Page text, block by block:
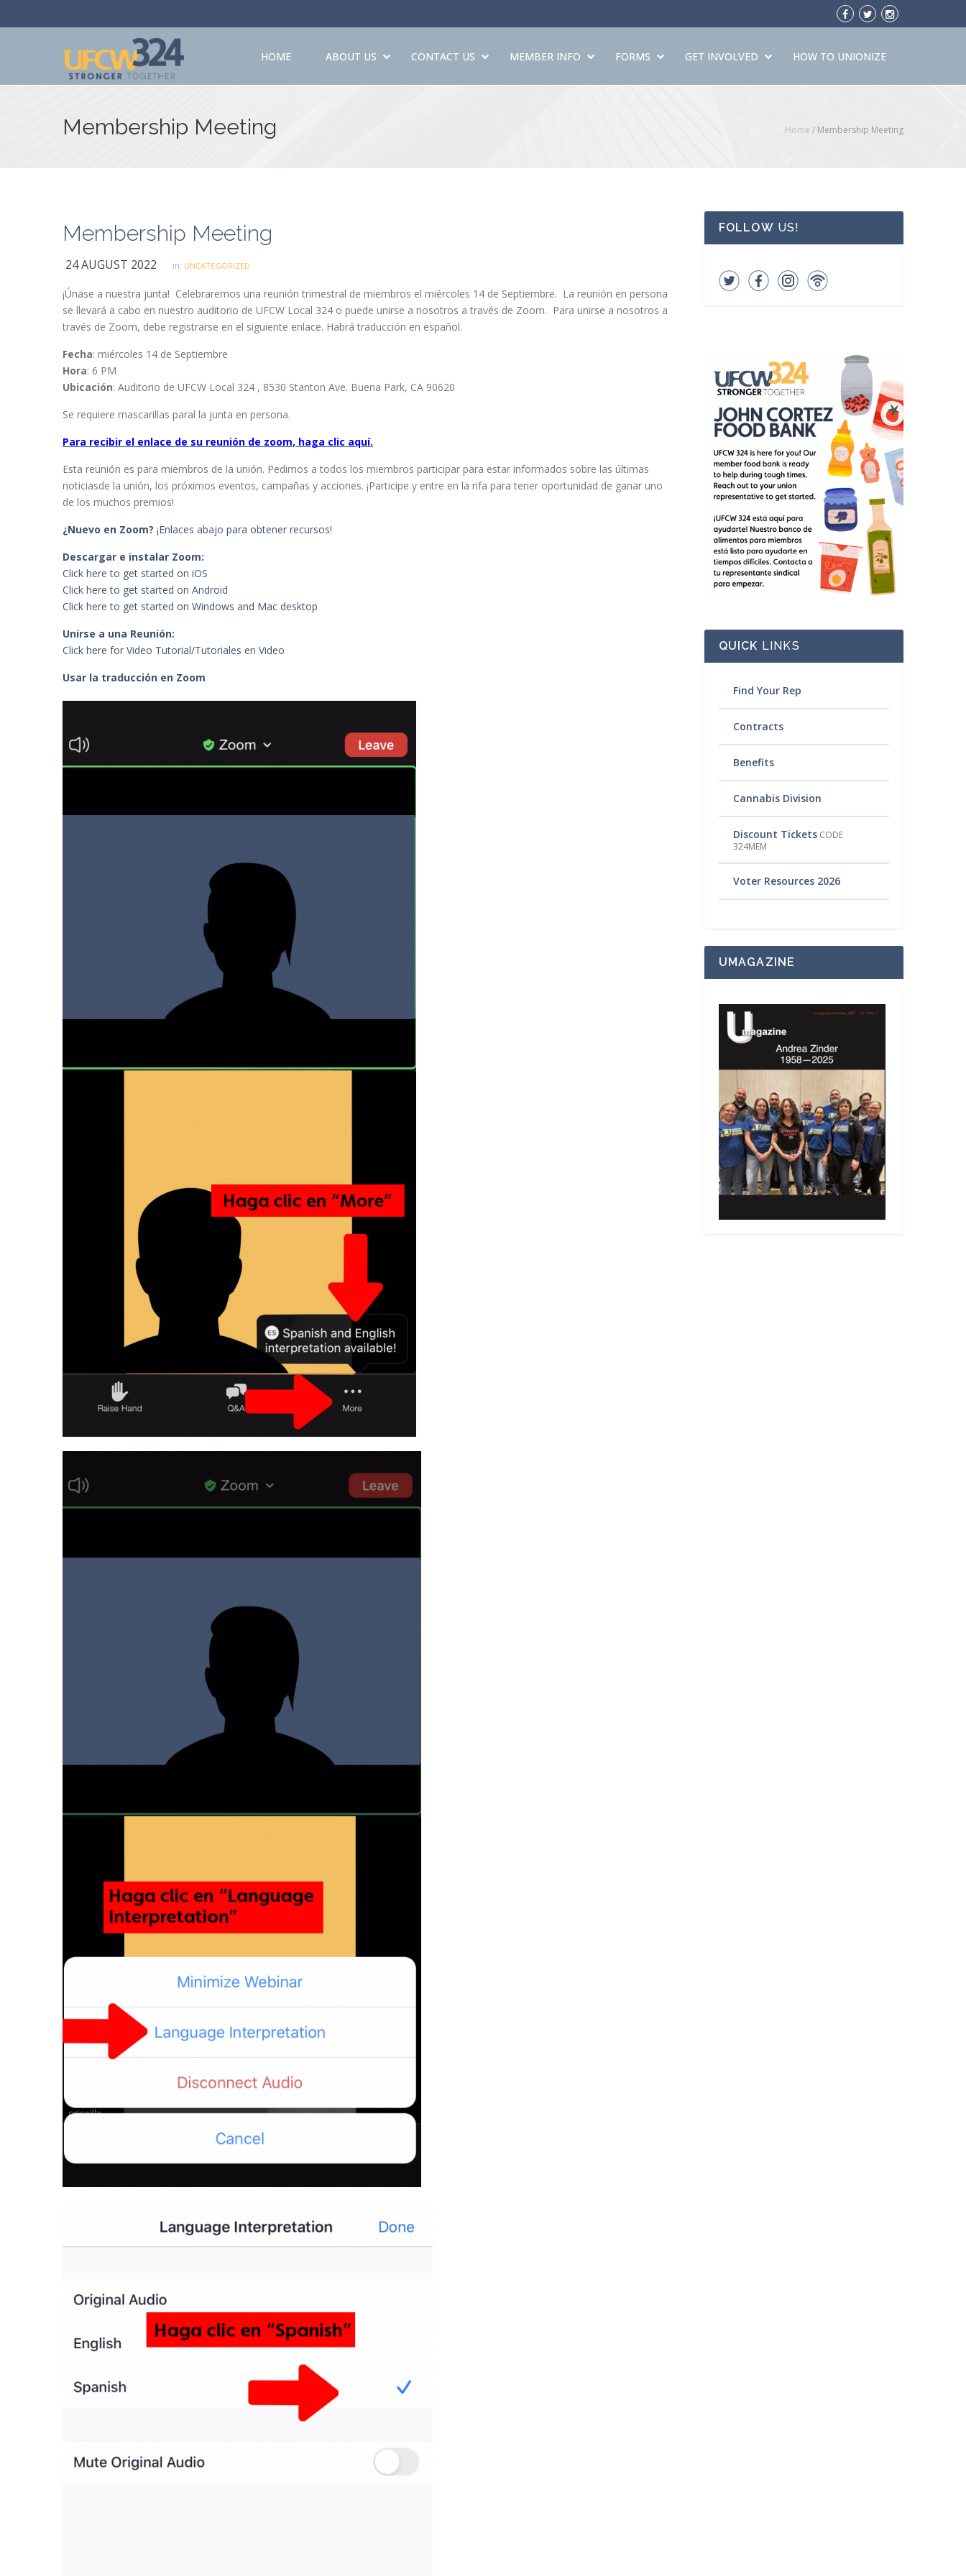
HOME ABOUT US CONTACT US MEMBER INFO FORMS GET INVOLVED HOW TO UNIONIZE
Membership Meeting Home / Membership Meeting
Membership Meeting
24 AUGUST 2022 in: UNCATEGORIZED
¡Únase a nuestra junta! Celebraremos una reunión trimestral de miembros el miércoles 14 de Septiembre. La reunión en persona
se llevará a cabo en nuestro auditorio de UFCW Local 324 o puede unirse a nosotros a través de Zoom. Para unirse a nosotros a
través de Zoom, debe registrarse en el siguiente enlace. Habrá traducción en español.
Fecha: miércoles 14 de Septiembre
Hora: 6 PM
Ubicación: Auditorio de UFCW Local 324 , 8530 Stanton Ave. Buena Park, CA 90620
Se requiere mascarillas paral la junta en persona.
Para recibir el enlace de su reunión de zoom, haga clic aquí.
Esta reunión es para miembros de la unión. Pedimos a todos los miembros participar para estar informados sobre las últimas
noticiasde la unión, los próximos eventos, campañas y acciones. ¡Participe y entre en la rifa para tener oportunidad de ganar uno
de los muchos premios!
¿Nuevo en Zoom? ¡Enlaces abajo para obtener recursos!
Descargar e instalar Zoom:
Click here to get started on iOS
Click here to get started on Android
Click here to get started on Windows and Mac desktop
Unirse a una Reunión:
Click here for Video Tutorial/Tutoriales en Video
Usar la traducción en Zoom
FOLLOW US!
QUICK LINKS
Find Your Rep
Contracts
Benefits
Cannabis Division
Discount TicketsCODE
324MEM
Voter Resources 2026
UMAGAZINE